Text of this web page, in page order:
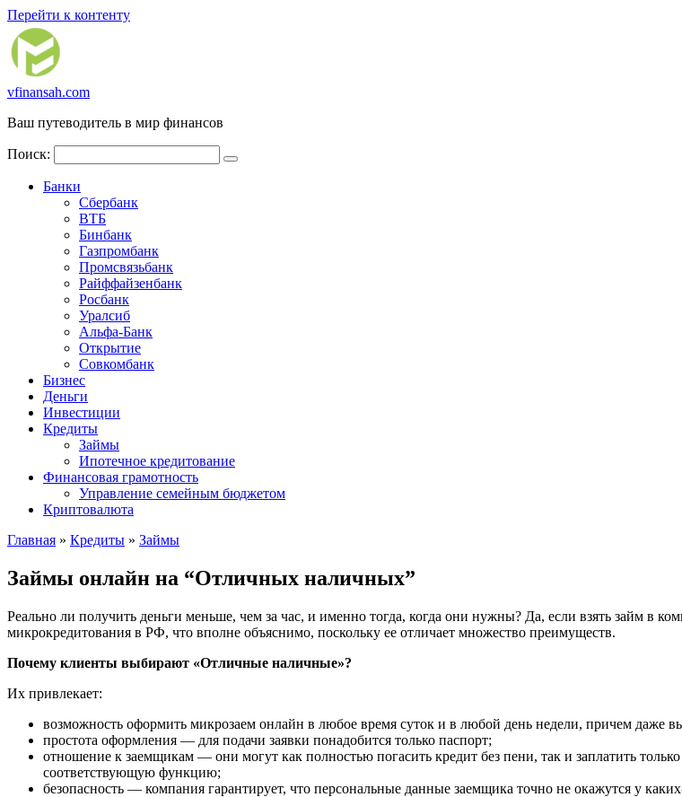
Перейти к контенту
vfinansah.com
Ваш путеводитель в мир финансов
Поиск:
Банки
Сбербанк
ВТБ
Бинбанк
Газпромбанк
Промсвязьбанк
Райффайзенбанк
Росбанк
Уралсиб
Альфа-Банк
Открытие
Совкомбанк
Бизнес
Деньги
Инвестиции
Кредиты
Займы
Ипотечное кредитование
Финансовая грамотность
Управление семейным бюджетом
Криптовалюта
Главная » Кредиты » Займы
Займы онлайн на “Отличных наличных”
Реально ли получить деньги меньше, чем за час, и именно тогда, когда они нужны? Да, если взять займ в
микрокредитования в РФ, что вполне объяснимо, поскольку ее отличает множество преимуществ.
Почему клиенты выбирают «Отличные наличные»?
Их привлекает:
возможность оформить микрозаем онлайн в любое время суток и в любой день недели, причем даже
простота оформления — для подачи заявки понадобится только паспорт;
отношение к заемщикам — они могут как полностью погасить кредит без пени, так и заплатить
соответствующую функцию;
безопасность — компания гарантирует, что персональные данные заемщика точно не окажутся у